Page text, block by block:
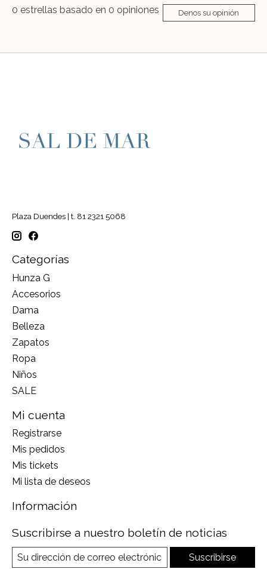
0 estrellas basado en 0 opiniones Denos su opinión
Plaza Duendes | t. 81 2321 5068
Categorías
Hunza G
Accesorios
Dama
Belleza
Zapatos
Ropa
Niños
SALE
Mi cuenta
Registrarse
Mis pedidos
Mis tickets
Mi lista de deseos
Información
Suscribirse a nuestro boletín de noticias
Suscribirse